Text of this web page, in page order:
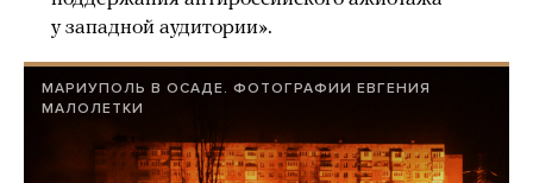
у западной аудитории».
МАРИУПОЛЬ В ОСАДЕ. ФОТОГРАФИИ ЕВГЕНИЯ
МАЛОЛЕТКИ